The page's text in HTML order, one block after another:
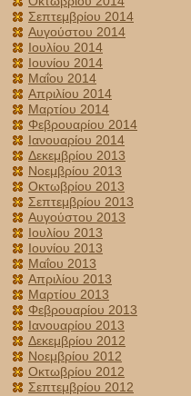
Σεπτεμβρίου 2014
Αυγούστου 2014
Ιουλίου 2014
Ιουνίου 2014
Μαΐου 2014
Απριλίου 2014
Μαρτίου 2014
Φεβρουαρίου 2014
Ιανουαρίου 2014
Δεκεμβρίου 2013
Νοεμβρίου 2013
Οκτωβρίου 2013
Σεπτεμβρίου 2013
Αυγούστου 2013
Ιουλίου 2013
Ιουνίου 2013
Μαΐου 2013
Απριλίου 2013
Μαρτίου 2013
Φεβρουαρίου 2013
Ιανουαρίου 2013
Δεκεμβρίου 2012
Νοεμβρίου 2012
Οκτωβρίου 2012
Σεπτεμβρίου 2012